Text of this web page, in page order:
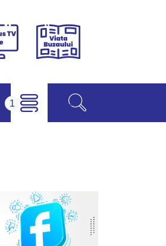
Campus
Viața